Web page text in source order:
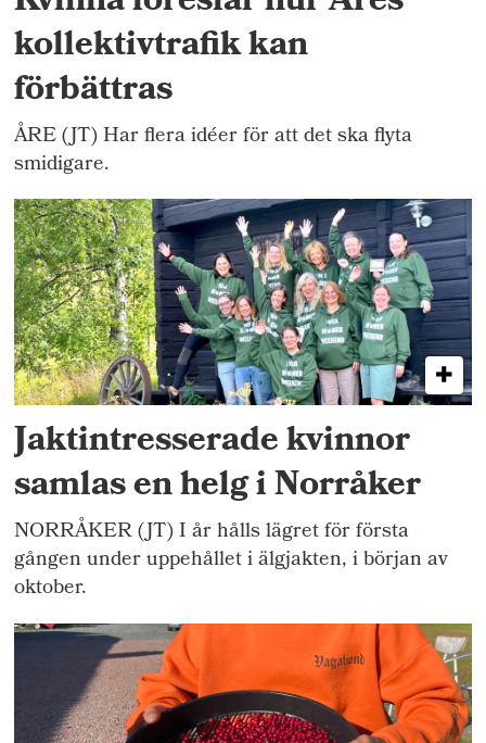
kollektivtrafik kan
förbättras
ÅRE (JT) Har flera idéer för att det ska flyta
smidigare.
Jaktintresserade kvinnor
samlas en helg i Norråker
NORRÅKER (JT) I år hålls lägret för första
gången under uppehållet i älgjakten, i början av
oktober.